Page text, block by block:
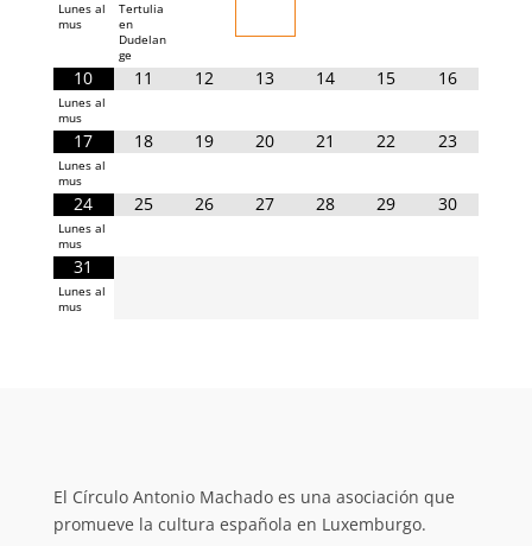
Lunes al
mus
Tertulia
en
Dudelan
ge
10
Lunes al
mus
11 12 13 14 15 16
17
Lunes al
mus
18 19 20 21 22 23
24
Lunes al
mus
25 26 27 28 29 30
31
Lunes al
mus
El Círculo Antonio Machado es una asociación que
promueve la cultura española en Luxemburgo.